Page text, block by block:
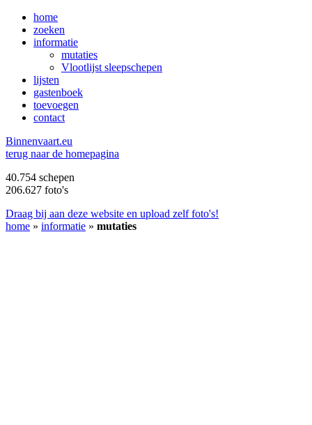
home
zoeken
informatie
mutaties
Vlootlijst sleepschepen
lijsten
gastenboek
toevoegen
contact
Binnenvaart.eu
terug naar de homepagina
40.754 schepen
206.627 foto's
Draag bij aan deze website en upload zelf foto's!
home » informatie » mutaties